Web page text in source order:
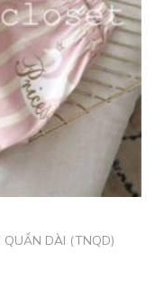
QUẦN DÀI (TNQD)